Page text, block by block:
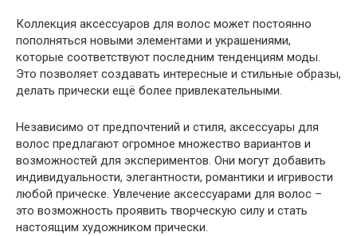
Коллекция аксессуаров для волос может постоянно
пополняться новыми элементами и украшениями,
которые соответствуют последним тенденциям моды.
Это позволяет создавать интересные и стильные образы,
делать прически ещё более привлекательными.
Независимо от предпочтений и стиля, аксессуары для
волос предлагают огромное множество вариантов и
возможностей для экспериментов. Они могут добавить
индивидуальности, элегантности, романтики и игривости
любой прическе. Увлечение аксессуарами для волос –
это возможность проявить творческую силу и стать
настоящим художником прически.